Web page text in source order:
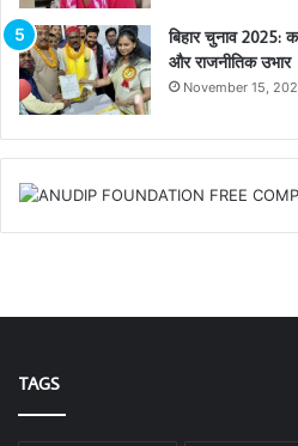
बिहार चुनाव 2025:
और राजनीतिक उभार
November 15,
TAGS